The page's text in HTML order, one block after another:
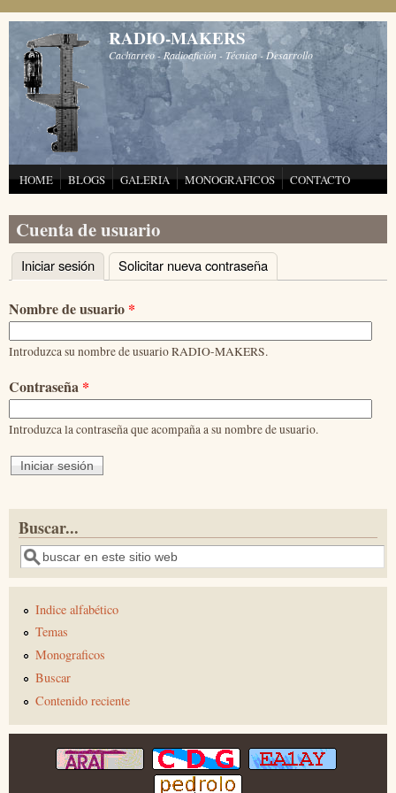
Pasar al contenido principal
RADIO-MAKERS
Cacharreo - Radioafición - Técnica - Desarrollo
HOME BLOGS GALERIA MONOGRAFICOS CONTACTO
Cuenta de usuario
Solapas principales
Iniciar sesión (solapa activa)
Solicitar nueva contraseña
Nombre de usuario *
Introduzca su nombre de usuario RADIO-MAKERS.
Contraseña *
Introduzca la contraseña que acompaña a su nombre de usuario.
Buscar...
Buscar
Indice alfabético
Temas
Monograficos
Buscar
Contenido reciente